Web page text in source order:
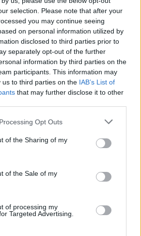
selection. Please note that after your
you may continue seeing
on personal information utilized by
disclosed to third parties prior to
separately opt-out of the further
information by third parties on the
participants. This information may
us to third parties on the IAB’s List of
that may further disclose it to other
Opt Outs
of the Sharing of my
of the Sale of my
of processing my
Targeted Advertising.
μας. Και το χαμόγελο
δικό του πρόσωπο, έγινε
η ελπίδα για τα εκατοντάδες
στην Ελλάδα.